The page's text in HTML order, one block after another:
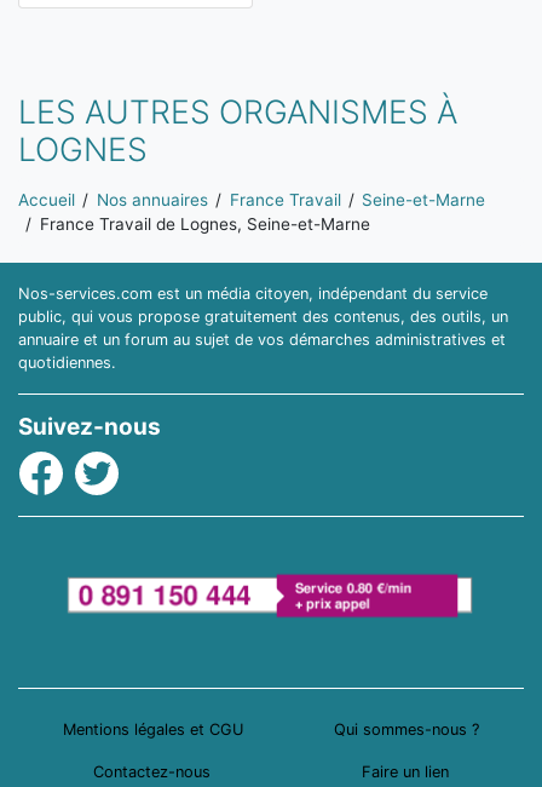
LES AUTRES ORGANISMES À
LOGNES
Vous êtes ici:
Accueil Nos annuaires France Travail
Seine-et-Marne
France Travail de Lognes, Seine-et-Marne
Nos-services.com est un média citoyen, indépendant du service
public, qui vous propose gratuitement des contenus, des outils, un
annuaire et un forum au sujet de vos démarches administratives et
quotidiennes.
Suivez-nous
Facebook
Twitter
Mentions légales et CGU Qui sommes-nous ?
Contactez-nous Faire un lien